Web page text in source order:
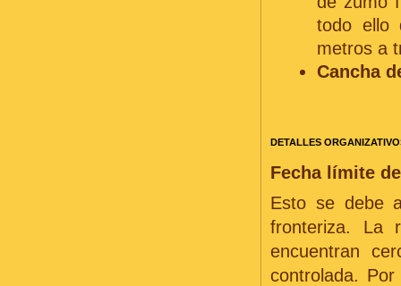
todo ello
metros a
Cancha
DETALLES
Fecha límite
Esto se debe
fronteriza. La
encuentran
controlada.